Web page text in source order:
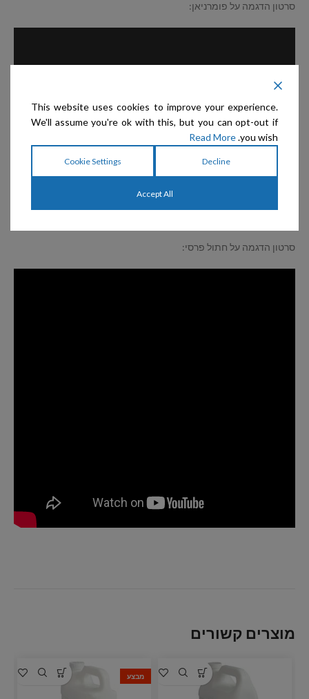
סרטון הדגמה על פומרניאן:
סרטון הדגמה על חתול פרסי:
מוצרים קשורים
מבצע
This website uses cookies to improve your experience.
We'll assume you're ok with this, but you can opt-out if
you wish.
Read More
Decline
Cookie Settings
Accept All